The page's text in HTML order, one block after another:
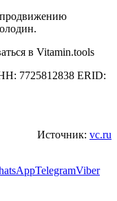
продвижению
в Vitamin.tools
7725812838 ERID:
Источник: vc.ru
TelegramViber